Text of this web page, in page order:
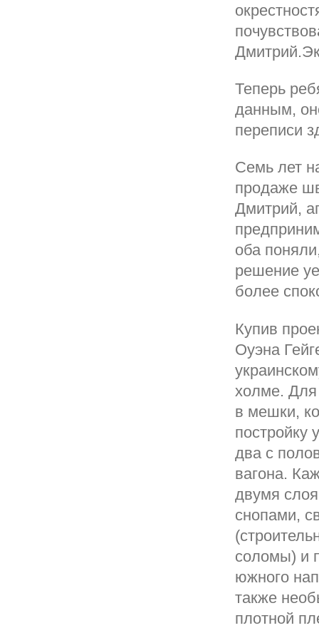
Теперь
данным,
переписи
Семь лет
продаже
Дмитрий,
оба
решение
более
Купив
Оуэна
холме. Для
в мешки,
два с
вагона.
двумя
снопами,
соломы) и
южного
также
плотной